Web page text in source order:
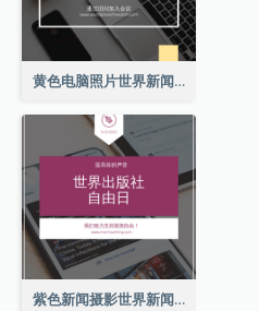
黄色电脑照片世界新闻自由日Instagram帖子
紫色新闻摄影世界新闻自由日Instagram帖子